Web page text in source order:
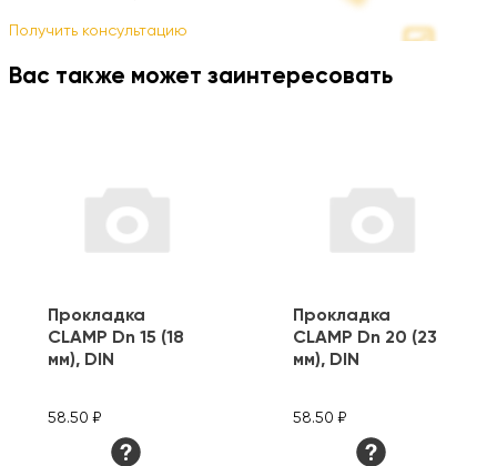
Получить консультацию
Вас также может заинтересовать
Прокладка
CLAMP Dn 15 (18
мм), DIN
58.50 ₽
Прокладка
CLAMP Dn 20 (23
мм), DIN
58.50 ₽